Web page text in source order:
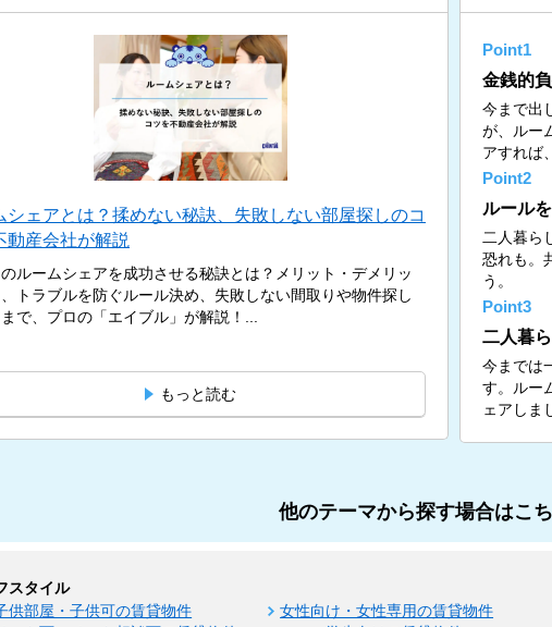
シェアとは？揉めない秘訣、失敗しない部屋探しのコ
動産会社が解説
ルームシェアを成功させる秘訣とは？メリット・デメリッ
、トラブルを防ぐルール決め、失敗しない間取りや物件探し
で、プロの「エイブル」が解説！...
もっと読む
Point1
金銭的
今まで出
が、ルー
アすれば
Point2
ルール
二人暮ら
恐れも。
う。
Point3
二人暮
今までは
す。ルー
ェアしま
他のテーマから探す場合はこ
スタイル
供部屋・子供可の賃貸物件 女性向け・女性専用の賃貸物件